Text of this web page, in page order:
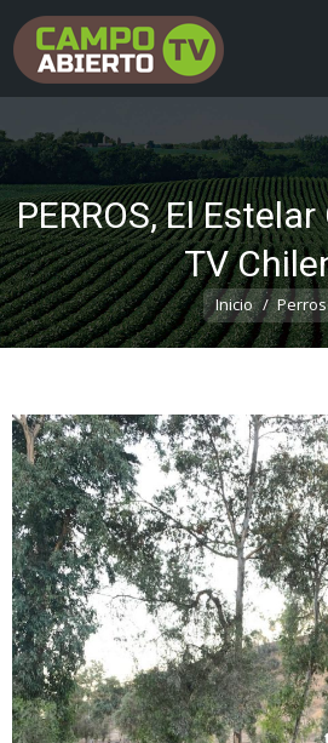
PERROS, El
TV
Estás aquí:
Inicio Perros